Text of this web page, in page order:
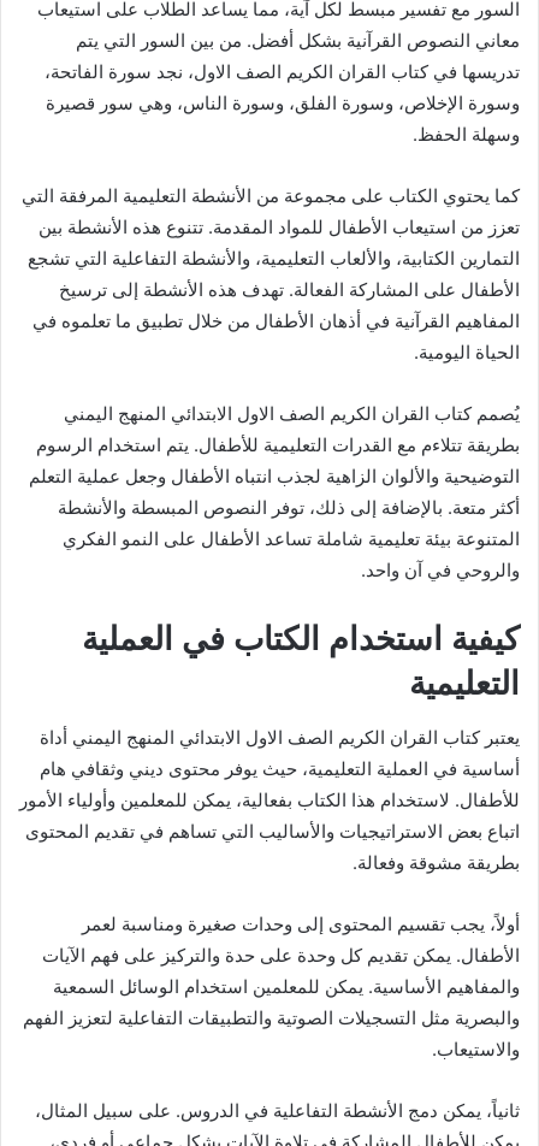
السور مع تفسير مبسط لكل آية، مما يساعد الطلاب على استيعاب
معاني النصوص القرآنية بشكل أفضل. من بين السور التي يتم
تدريسها في كتاب القران الكريم الصف الاول، نجد سورة الفاتحة،
وسورة الإخلاص، وسورة الفلق، وسورة الناس، وهي سور قصيرة
وسهلة الحفظ.
كما يحتوي الكتاب على مجموعة من الأنشطة التعليمية المرفقة التي
تعزز من استيعاب الأطفال للمواد المقدمة. تتنوع هذه الأنشطة بين
التمارين الكتابية، والألعاب التعليمية، والأنشطة التفاعلية التي تشجع
الأطفال على المشاركة الفعالة. تهدف هذه الأنشطة إلى ترسيخ
المفاهيم القرآنية في أذهان الأطفال من خلال تطبيق ما تعلموه في
الحياة اليومية.
يُصمم كتاب القران الكريم الصف الاول الابتدائي المنهج اليمني
بطريقة تتلاءم مع القدرات التعليمية للأطفال. يتم استخدام الرسوم
التوضيحية والألوان الزاهية لجذب انتباه الأطفال وجعل عملية التعلم
أكثر متعة. بالإضافة إلى ذلك، توفر النصوص المبسطة والأنشطة
المتنوعة بيئة تعليمية شاملة تساعد الأطفال على النمو الفكري
والروحي في آن واحد.
كيفية استخدام الكتاب في العملية
التعليمية
يعتبر كتاب القران الكريم الصف الاول الابتدائي المنهج اليمني أداة
أساسية في العملية التعليمية، حيث يوفر محتوى ديني وثقافي هام
للأطفال. لاستخدام هذا الكتاب بفعالية، يمكن للمعلمين وأولياء الأمور
اتباع بعض الاستراتيجيات والأساليب التي تساهم في تقديم المحتوى
بطريقة مشوقة وفعالة.
أولاً، يجب تقسيم المحتوى إلى وحدات صغيرة ومناسبة لعمر
الأطفال. يمكن تقديم كل وحدة على حدة والتركيز على فهم الآيات
والمفاهيم الأساسية. يمكن للمعلمين استخدام الوسائل السمعية
والبصرية مثل التسجيلات الصوتية والتطبيقات التفاعلية لتعزيز الفهم
والاستيعاب.
ثانياً، يمكن دمج الأنشطة التفاعلية في الدروس. على سبيل المثال،
يمكن للأطفال المشاركة في تلاوة الآيات بشكل جماعي أو فردي،